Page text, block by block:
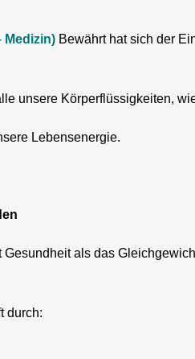
Medizin) Bewährt hat sich der
unsere Körperflüssigkeiten,
Lebensenergie.
als das
durch: